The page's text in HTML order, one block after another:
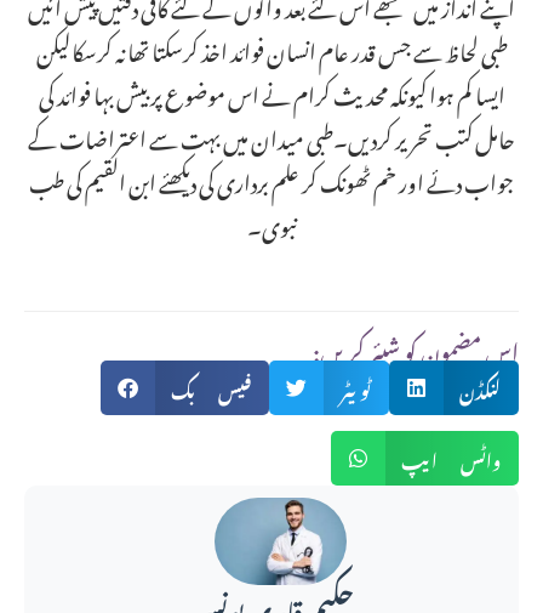
طبی لحاظ سے جس قدر عام انسان فوائد اخذ کرسکتا تھا نہ کرسکالیکن
ایسا کم ہوا کیونکہ محدیث کرام نے اس موضوع پر بیش بہا فوائد کی
حامل کتب تحریر کردیں۔طبی میدان میں بہت سے اعتراضات کے
جواب دئے اور خم ٹھونک کر علم برداری کی دیکھئے ابن القیم کی طب
نبوی۔
:اس مضمون کو شیئر کریں
فیس بک ٹویٹر
لنکڈن
واٹس ایپ